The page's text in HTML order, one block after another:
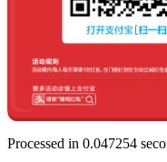
Processed in 0.047254